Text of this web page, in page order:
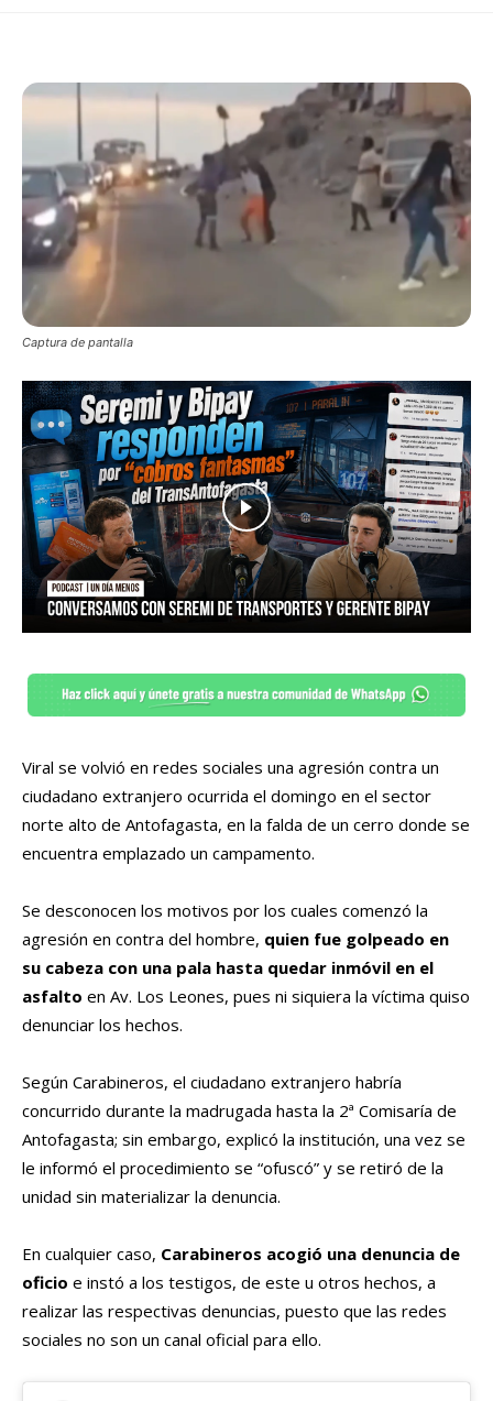
Captura de pantalla
Viral se volvió en redes sociales una agresión contra un
ciudadano extranjero ocurrida el domingo en el sector
norte alto de Antofagasta, en la falda de un cerro donde se
encuentra emplazado un campamento.
Se desconocen los motivos por los cuales comenzó la
agresión en contra del hombre, quien fue golpeado en
su cabeza con una pala hasta quedar inmóvil en el
asfalto en Av. Los Leones, pues ni siquiera la víctima quiso
denunciar los hechos.
Según Carabineros, el ciudadano extranjero habría
concurrido durante la madrugada hasta la 2ª Comisaría de
Antofagasta; sin embargo, explicó la institución, una vez se
le informó el procedimiento se “ofuscó” y se retiró de la
unidad sin materializar la denuncia.
En cualquier caso, Carabineros acogió una denuncia de
oficio e instó a los testigos, de este u otros hechos, a
realizar las respectivas denuncias, puesto que las redes
sociales no son un canal oficial para ello.